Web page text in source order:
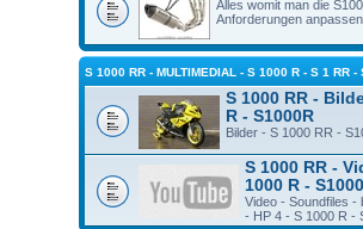
Alles womit man die
Anforderungen
S 1000 RR - MULTIMEDIAL - S 1000 R - S 1 RR -
S 1000 RR -
R - S1000R
Bilder - S 1000 RR -
S 1000 RR -
1000 R -
Video - Soundfiles -
- HP 4 - S 1000 R -